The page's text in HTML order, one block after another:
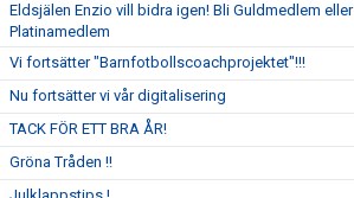
Eldsjälen Enzio vill bidra igen! Bli Guldmedlem eller
Platinamedlem
Vi fortsätter "Barnfotbollscoachprojektet"!!!
Nu fortsätter vi vår digitalisering
TACK FÖR ETT BRA ÅR!
Gröna Tråden !!